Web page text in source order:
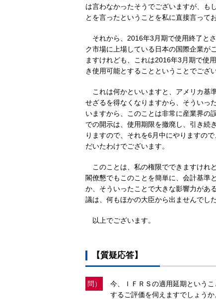
は言わなかったそうでございますが、も
とを言ったということを私に直接言って
それから、2016年3月期で使用終了と
ク市場に上場している日本の国際企業が
ますけれども、これは2016年3月期で使
き使用可能とすることということでござい
これは何かといいますと、アメリカ基
せざるを得なくなりますから、そういっ
いますから、このことは非常に産業界の
での開示は、使用期限を撤廃し、引き続
りますので、それを6月中にやりますの
だいたわけでございます。
このことは、私の権限でできますけれ
閣僚懇でもこのことを簡単に、会計基準
か、そういったことで大きな影響力があ
議は、何もほかの大臣から出ませんでし
以上でございます。
【質疑応答】
問）
今、ＩＦＲＳの適用延期という
するご評価を伺えますでしょうか